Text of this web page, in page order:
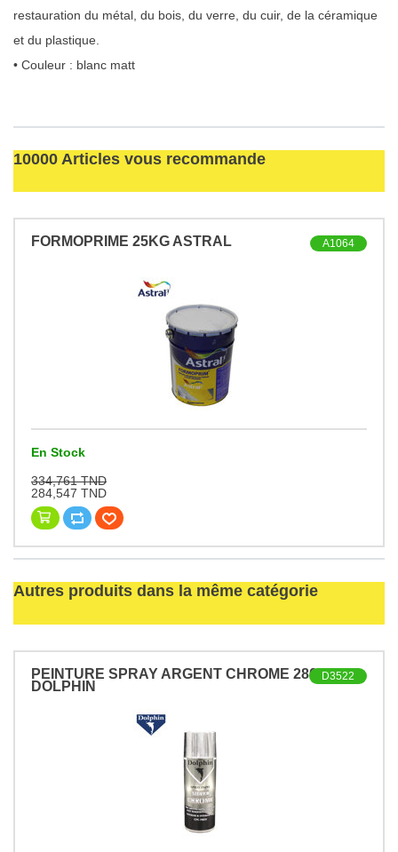
restauration du métal, du bois, du verre, du cuir, de la céramique
et du plastique.
• Couleur : blanc matt
10000 Articles vous recommande
FORMOPRIME 25KG ASTRAL A1064
En Stock
334,761 TND
284,547 TND
Autres produits dans la même catégorie
PEINTURE SPRAY ARGENT CHROME 280GR
DOLPHIN
D3522